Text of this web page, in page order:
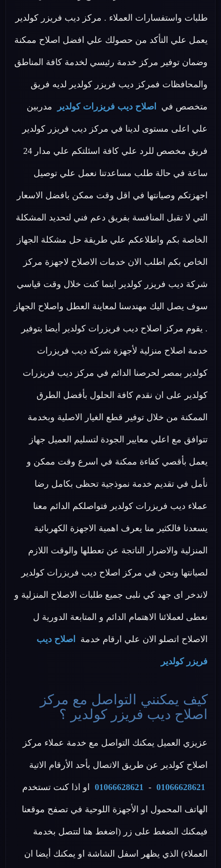
طلبات واستفسارات العملاء . مركز ديب فريزر كولدير
يعمل علي التأكد من حصولك علي افضل اصلاح ممكنة
وضمان توفير مركز خدمة رئيسي لخدمة كافة المناطق
والمحافظات فمركز ديب فريزر كولدير لديه فريق
متخصص في اصلاح ديب فريزرات كولدير مدربين
علي اعلى مستوى لدينا في مركز ديب فريزر كولدير
فريق مخصص للرد علي كافة اسئلتكم علي مدار 24
ساعة في حالة طلب مساعدتنا نعمل علي توصيل
اجهزتكم وصيانتها في اقل وقت ممكن بافضل الاسعار
التي لا تقبل المنافسة بفريق دعم فني لتحديد المشكلة
الخاصة بكم واطلاعكم علي طريقة حل مشكلة الجهاز
الخاص بكم اطلب الان خدمات الاصلاح لاجهزة مركز
شركة ديب فريزر كولدير اينما كنت خلال وقت قياسي
سوف يصل اليك مهندسنا لمعاينة العطل واصلاح الجهاز
. يقوم مركز اصلاح ديب فريزرات كولدير أيضا بتوفير
خدمة اصلاح منزلية لأجهزة شركة ديب فريزرات
كولدير بمصر لحرصنا الدائم في مركز ديب فريزرات
كولدير على ان نقدم كافة الحلول بأفضل الطرق
الممكنة من خلال توفير قطع الغيار الاصلية وبخدمة
تتوافق مع اعلي معايير الجودة لتسليم العميل جهاز
يعمل بأقصي كفاءة ممكنة في اسرع وقت ممكن و
نأمل في تقديم خدمة نموذجية تحظى بكامل رضا
عملاء ديب فريزرات كولدير فتواصلكم الدائم معنا
يسعدنا فالكثير منا يعرف اهمية الاجهزة الكهربائية
المنزلية والاضرار الناتجة عن تعطلها والوقت اللازم
لصيانتها ونحن في مركز اصلاح ديب فريزرات كولدير
لاندخر اى جهد كي نلبى جميع طلبات الاصلاح المنزلية و
نعطى لعملائنا الاهتمام الدائم و المتابعة الدورية ل
الاصلاح اتصلو الان علي ارقام خدمة اصلاح ديب
فريزر كولدير
كيف يمكنني التواصل مع مركز
اصلاح ديب فريزر كولدير ؟
عزيزي العميل يمكنك التواصل مع خدمة عملاء مركز
اصلاح كولدير عن طريق الاتصال بأحد الأرقام الاتية
01066628621
-
01066628621 او اذا كنت تستخدم
الهاتف المحمول او الأجهزة اللوحية في تصفح موقعنا
فيمكنك الضغط على زر (اضغط هنا لتتصل بخدمة
العملاء) الذي يظهر اسفل الشاشة او يمكنك أيضا ان